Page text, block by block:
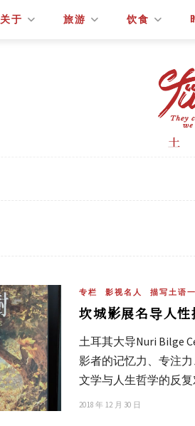
关于 旅游 饮食
专栏 影视名人 描写土语
坎城影展名导人
土耳其大导Nuri Bilge
影者的记忆力、专注
文学与人生哲学的反
2018 年 12 月 30 日